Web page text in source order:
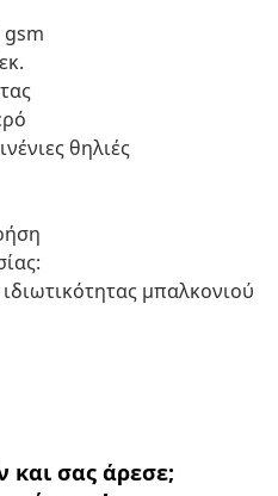
θηλιές
μπαλκονιού
και σας άρεσε;